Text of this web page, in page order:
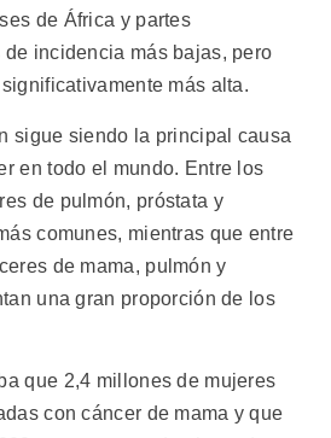
de África y partes
incidencia más bajas, pero
más alta.
sigue siendo la principal causa
en todo el mundo. Entre los
de pulmón, próstata y
comunes, mientras que entre
de mama, pulmón y
una gran proporción de los
que 2,4 millones de mujeres
con cáncer de mama y que